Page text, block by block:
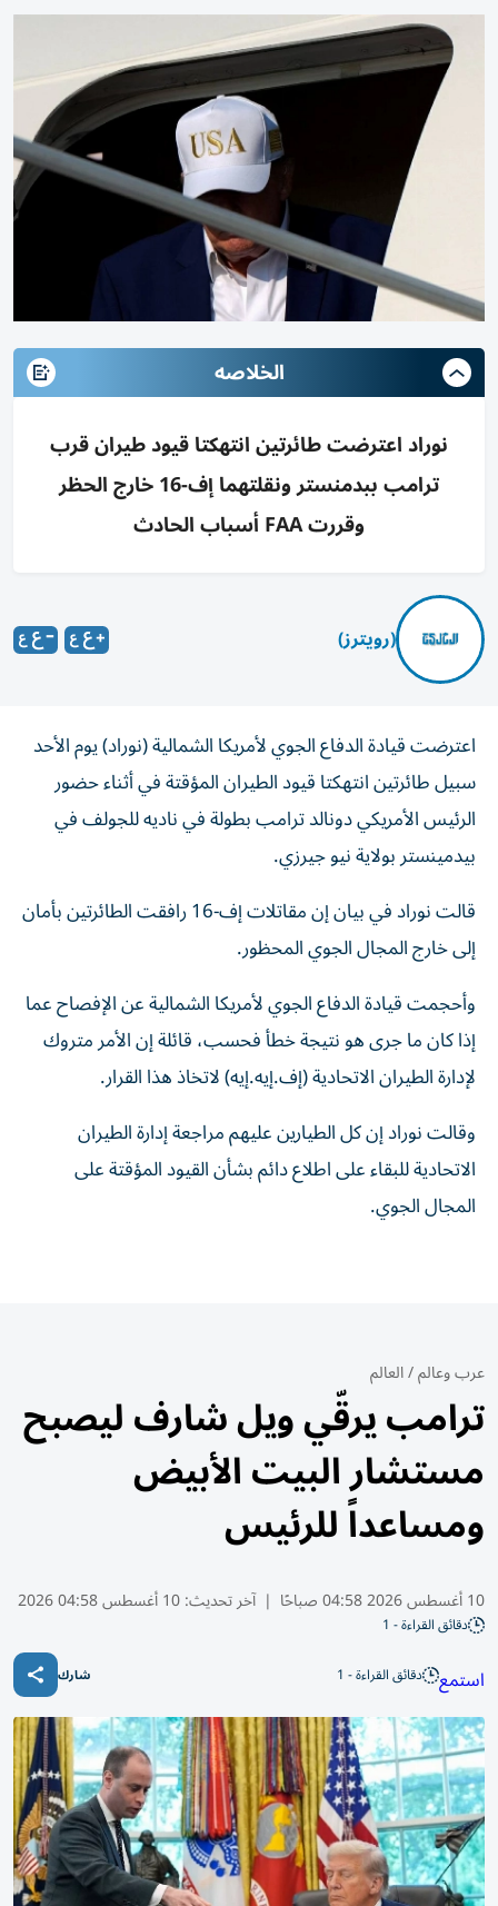
الخلاصه
نوراد اعترضت طائرتين انتهكتا قيود طيران قرب
ترامب ببدمنستر ونقلتهما إف-16 خارج الحظر
وقررت FAA أسباب الحادث
(رويترز)
اعترضت قيادة الدفاع الجوي ‌لأمريكا الشمالية (نوراد) يوم الأحد
سبيل طائرتين ​انتهكتا ⁠قيود الطيران المؤقتة ‌في أثناء حضور
‌الرئيس الأمريكي دونالد ترامب بطولة في ناديه للجولف في
‌بيدمينستر بولاية نيو جيرزي.
قالت نوراد ⁠في بيان إن مقاتلات إف-16 رافقت الطائرتين بأمان
إلى خارج المجال الجوي المحظور.
وأحجمت قيادة الدفاع الجوي ‌لأمريكا الشمالية عن الإفصاح عما
​إذا كان ما جرى هو ‌نتيجة خطأ فحسب، قائلة إن الأمر متروك
لإدارة الطيران ⁠الاتحادية (إف.إيه.إيه) لاتخاذ هذا القرار.
وقالت نوراد إن كل الطيارين عليهم مراجعة ​إدارة ‌الطيران
الاتحادية للبقاء على اطلاع ‌دائم بشأن القيود المؤقتة على
المجال الجوي.
عرب وعالم/العالم
ترامب يرقّي ويل شارف ليصبح
مستشار البيت الأبيض
ومساعداً للرئيس
10 أغسطس 2026 04:58 صباحًا | آخر تحديث:10 أغسطس 04:58 2026
دقائق القراءة - 1
استمع دقائق القراءة - 1 شارك